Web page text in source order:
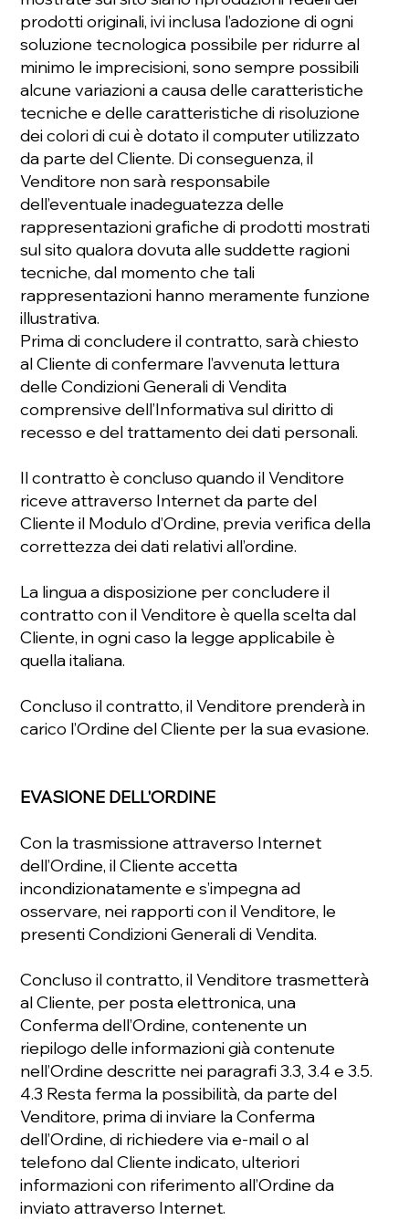
prodotti originali, ivi inclusa l’adozione di ogni
soluzione tecnologica possibile per ridurre al
minimo le imprecisioni, sono sempre possibili
alcune variazioni a causa delle caratteristiche
tecniche e delle caratteristiche di risoluzione
dei colori di cui è dotato il computer utilizzato
da parte del Cliente. Di conseguenza, il
Venditore non sarà responsabile
dell’eventuale inadeguatezza delle
rappresentazioni grafiche di prodotti mostrati
sul sito qualora dovuta alle suddette ragioni
tecniche, dal momento che tali
rappresentazioni hanno meramente funzione
illustrativa.
Prima di concludere il contratto, sarà chiesto
al Cliente di confermare l’avvenuta lettura
delle Condizioni Generali di Vendita
comprensive dell’Informativa sul diritto di
recesso e del trattamento dei dati personali.
Il contratto è concluso quando il Venditore
riceve attraverso Internet da parte del
Cliente il Modulo d’Ordine, previa verifica della
correttezza dei dati relativi all’ordine.
La lingua a disposizione per concludere il
contratto con il Venditore è quella scelta dal
Cliente, in ogni caso la legge applicabile è
quella italiana.
Concluso il contratto, il Venditore prenderà in
carico l’Ordine del Cliente per la sua evasione.
EVASIONE DELL'ORDINE
Con la trasmissione attraverso Internet
dell’Ordine, il Cliente accetta
incondizionatamente e s’impegna ad
osservare, nei rapporti con il Venditore, le
presenti Condizioni Generali di Vendita.
Concluso il contratto, il Venditore trasmetterà
al Cliente, per posta elettronica, una
Conferma dell’Ordine, contenente un
riepilogo delle informazioni già contenute
nell’Ordine descritte nei paragrafi 3.3, 3.4 e 3.5.
4.3 Resta ferma la possibilità, da parte del
Venditore, prima di inviare la Conferma
dell’Ordine, di richiedere via e-mail o al
telefono dal Cliente indicato, ulteriori
informazioni con riferimento all’Ordine da
inviato attraverso Internet.